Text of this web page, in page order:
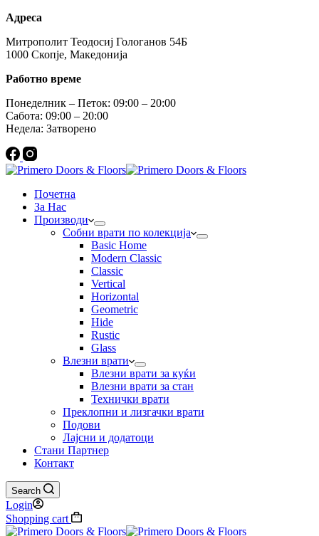
Адреса
Митрополит Теодосиј Гологанов 54Б
1000 Скопје, Македонија
Работно време
Понеделник – Петок: 09:00 – 20:00
Сабота: 09:00 – 20:00
Недела: Затворено
Почетна
За Нас
Производи
Собни врати по колекција
Basic Home
Modern Classic
Classic
Vertical
Horizontal
Geometric
Hide
Rustic
Glass
Влезни врати
Влезни врати за куќи
Влезни врати за стан
Технички врати
Преклопни и лизгачки врати
Подови
Лајсни и додатоци
Стани Партнер
Контакт
Search
Login
Shopping cart